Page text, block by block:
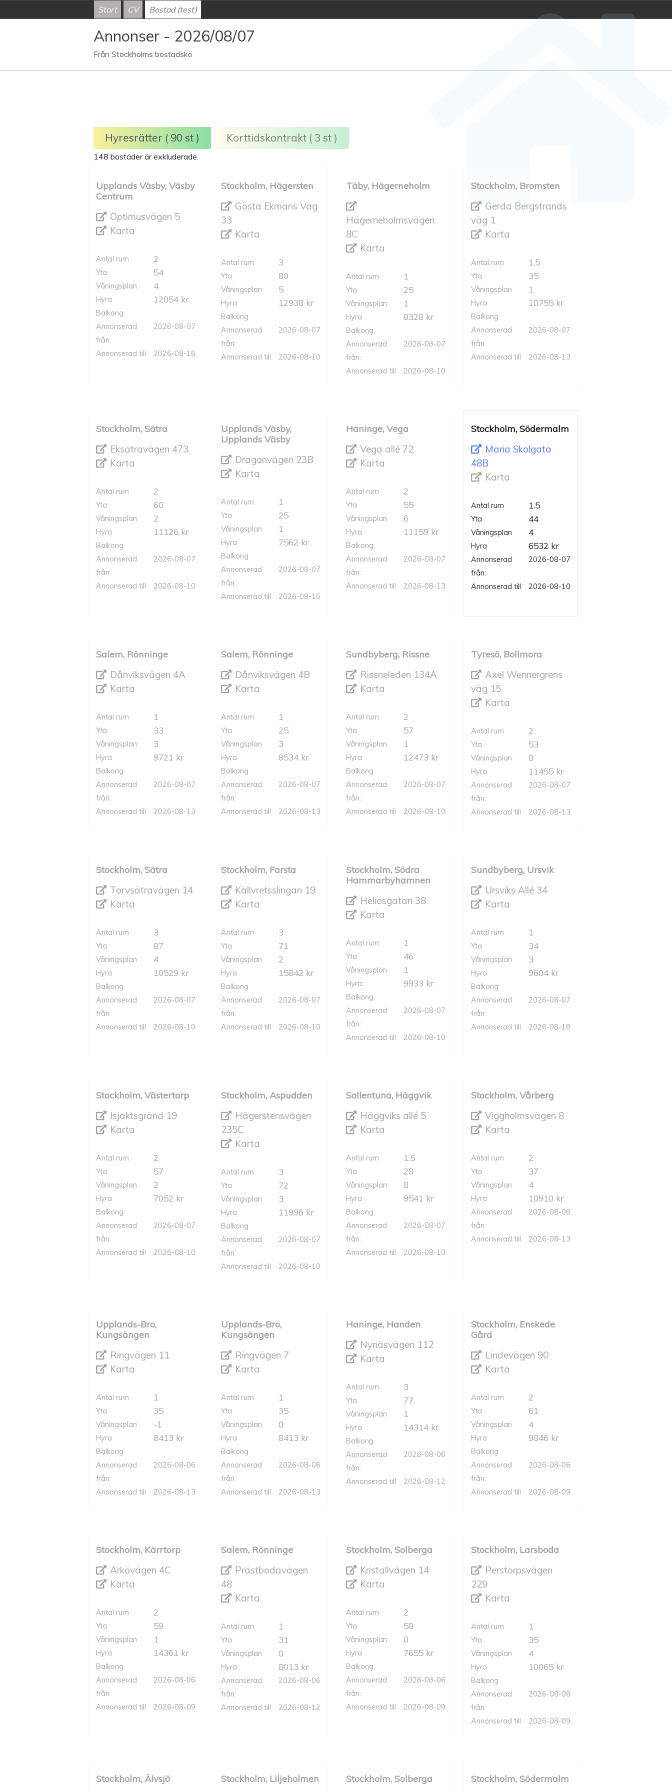
Start CV Bostad (test)
Annonser - 2026/08/07
Från Stockholms bostadskö
Hyresrätter ( 90 st ) Korttidskontrakt ( 3 st )
148 bostäder är exkluderade.
Upplands Väsby, Väsby
Centrum
Optimusvägen 5
Karta
Antal rum 2
Yta 54
Våningsplan 4
Hyra 12054 kr
Balkong
Annonserad
från:
2026-08-07
Annonserad till 2026-08-16
Stockholm, Hägersten
Gösta Ekmans Väg
33
Karta
Antal rum 3
Yta 80
Våningsplan 5
Hyra 12938 kr
Balkong
Annonserad
från:
2026-08-07
Annonserad till 2026-08-10
Täby, Hägerneholm
Hägerneholmsvägen
8C
Karta
Antal rum 1
Yta 25
Våningsplan 1
Hyra 8328 kr
Balkong
Annonserad
från:
2026-08-07
Annonserad till 2026-08-10
Stockholm, Bromsten
Gerda Bergstrands
väg 1
Karta
Antal rum 1.5
Yta 35
Våningsplan 1
Hyra 10755 kr
Balkong
Annonserad
från:
2026-08-07
Annonserad till 2026-08-13
Stockholm, Sätra
Eksätravägen 473
Karta
Antal rum 2
Yta 60
Våningsplan 2
Hyra 11126 kr
Balkong
Annonserad
från:
2026-08-07
Annonserad till 2026-08-10
Upplands Väsby,
Upplands Väsby
Dragonvägen 23B
Karta
Antal rum 1
Yta 25
Våningsplan 1
Hyra 7562 kr
Balkong
Annonserad
från:
2026-08-07
Annonserad till 2026-08-16
Haninge, Vega
Vega allé 72
Karta
Antal rum 2
Yta 55
Våningsplan 6
Hyra 11159 kr
Balkong
Annonserad
från:
2026-08-07
Annonserad till 2026-08-13
Stockholm, Södermalm
Maria Skolgata
48B
Karta
Antal rum 1.5
Yta 44
Våningsplan 4
Hyra 6532 kr
Annonserad
från:
2026-08-07
Annonserad till 2026-08-10
Salem, Rönninge
Dånviksvägen 4A
Karta
Antal rum 1
Yta 33
Våningsplan 3
Hyra 9721 kr
Balkong
Annonserad
från:
2026-08-07
Annonserad till 2026-08-13
Salem, Rönninge
Dånviksvägen 4B
Karta
Antal rum 1
Yta 25
Våningsplan 3
Hyra 8534 kr
Balkong
Annonserad
från:
2026-08-07
Annonserad till 2026-08-13
Sundbyberg, Rissne
Rissneleden 134A
Karta
Antal rum 2
Yta 57
Våningsplan 1
Hyra 12473 kr
Balkong
Annonserad
från:
2026-08-07
Annonserad till 2026-08-10
Tyresö, Bollmora
Axel Wennergrens
väg 15
Karta
Antal rum 2
Yta 53
Våningsplan 0
Hyra 11455 kr
Annonserad
från:
2026-08-07
Annonserad till 2026-08-13
Stockholm, Sätra
Torvsätravägen 14
Karta
Antal rum 3
Yta 87
Våningsplan 4
Hyra 10529 kr
Balkong
Annonserad
från:
2026-08-07
Annonserad till 2026-08-10
Stockholm, Farsta
Källvretsslingan 19
Karta
Antal rum 3
Yta 71
Våningsplan 2
Hyra 15842 kr
Balkong
Annonserad
från:
2026-08-07
Annonserad till 2026-08-10
Stockholm, Södra
Hammarbyhamnen
Heliosgatan 38
Karta
Antal rum 1
Yta 46
Våningsplan 1
Hyra 9933 kr
Balkong
Annonserad
från:
2026-08-07
Annonserad till 2026-08-10
Sundbyberg, Ursvik
Ursviks Allé 34
Karta
Antal rum 1
Yta 34
Våningsplan 3
Hyra 9604 kr
Balkong
Annonserad
från:
2026-08-07
Annonserad till 2026-08-10
Stockholm, Västertorp
Isjaktsgränd 19
Karta
Antal rum 2
Yta 57
Våningsplan 2
Hyra 7052 kr
Balkong
Annonserad
från:
2026-08-07
Annonserad till 2026-08-10
Stockholm, Aspudden
Hägerstensvägen
235C
Karta
Antal rum 3
Yta 72
Våningsplan 3
Hyra 11996 kr
Balkong
Annonserad
från:
2026-08-07
Annonserad till 2026-08-10
Sollentuna, Häggvik
Häggviks allé 5
Karta
Antal rum 1.5
Yta 28
Våningsplan 8
Hyra 9541 kr
Balkong
Annonserad
från:
2026-08-07
Annonserad till 2026-08-10
Stockholm, Vårberg
Viggholmsvägen 8
Karta
Antal rum 2
Yta 37
Våningsplan 4
Hyra 10910 kr
Annonserad
från:
2026-08-06
Annonserad till 2026-08-13
Upplands-Bro,
Kungsängen
Ringvägen 11
Karta
Antal rum 1
Yta 35
Våningsplan -1
Hyra 8413 kr
Balkong
Annonserad
från:
2026-08-06
Annonserad till 2026-08-13
Upplands-Bro,
Kungsängen
Ringvägen 7
Karta
Antal rum 1
Yta 35
Våningsplan 0
Hyra 8413 kr
Balkong
Annonserad
från:
2026-08-06
Annonserad till 2026-08-13
Haninge, Handen
Nynäsvägen 112
Karta
Antal rum 3
Yta 77
Våningsplan 1
Hyra 14314 kr
Balkong
Annonserad
från:
2026-08-06
Annonserad till 2026-08-12
Stockholm, Enskede
Gård
Lindevägen 90
Karta
Antal rum 2
Yta 61
Våningsplan 4
Hyra 9846 kr
Balkong
Annonserad
från:
2026-08-06
Annonserad till 2026-08-09
Stockholm, Kärrtorp
Arkövägen 4C
Karta
Antal rum 2
Yta 59
Våningsplan 1
Hyra 14361 kr
Balkong
Annonserad
från:
2026-08-06
Annonserad till 2026-08-09
Salem, Rönninge
Prästbodavägen
48
Karta
Antal rum 1
Yta 31
Våningsplan 0
Hyra 8013 kr
Annonserad
från:
2026-08-06
Annonserad till 2026-08-12
Stockholm, Solberga
Kristallvägen 14
Karta
Antal rum 2
Yta 58
Våningsplan 0
Hyra 7655 kr
Balkong
Annonserad
från:
2026-08-06
Annonserad till 2026-08-09
Stockholm, Larsboda
Perstorpsvägen
229
Karta
Antal rum 1
Yta 35
Våningsplan 4
Hyra 10065 kr
Balkong
Annonserad
från:
2026-08-06
Annonserad till 2026-08-09
Stockholm, Älvsjö Stockholm, Liljeholmen Stockholm, Solberga Stockholm, Södermalm